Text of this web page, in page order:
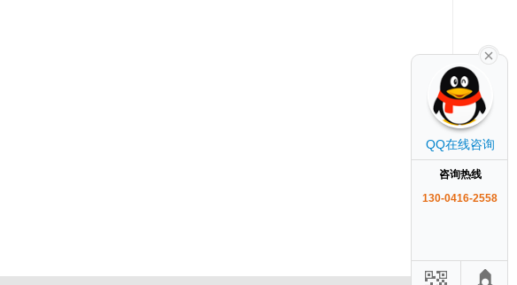
QQ在线咨询
咨询热线
130-0416-2558